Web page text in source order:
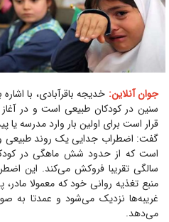
جوان آنلاین: خدیجه باقرآبادی، با
سنین در کودکان طبیعی است و در
قرار است برای اولین بار وارد مدرسه
گفت: اضطراب جدایی یک روند طبیعی
است که از حدود شش ماهگی در
سالگی تقریبا فروکش می‌کند. این
منبع تغذیه روانی خود که معمولا
غریبه‌ها نزدیک می‌شود و عمدتا به
می‌دهد.